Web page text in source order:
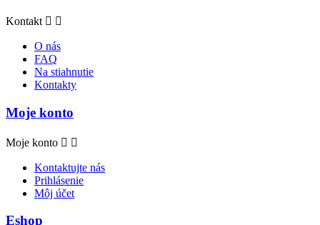
Kontakt  
O nás
FAQ
Na stiahnutie
Kontakty
Moje konto
Moje konto  
Kontaktujte nás
Prihlásenie
Môj účet
Eshop